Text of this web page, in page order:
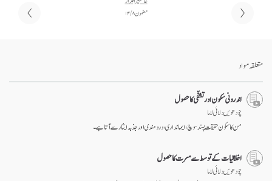
مضمون ۸ / ۱۴
متعلقہ مواد
اندرونی سکون اور تشفّی کا حصول
چودھویں دلائی لاما
من کا سکون حقیقت پسند سوچ، ایمانداری، درد مندی اور جذبہ ایثار سے آتا ہے۔
اخلاقیات کے توسط سے مسرت کا حصول
چودھویں دلائی لاما